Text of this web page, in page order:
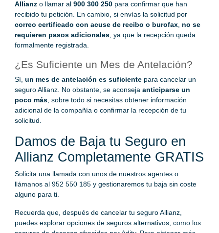
Allianz o llamar al 900 300 250 para confirmar que han
recibido tu petición. En cambio, si envías la solicitud por
correo certificado con acuse de recibo o burofax no se
requieren pasos adicionales , ya que la recepción queda
formalmente registrada.
¿Es Suficiente un Mes de Antelación?
Sí, un mes de antelación es suficiente para cancelar un
seguro Allianz. No obstante, se aconseja anticiparse un
poco más , sobre todo si necesitas obtener información
adicional de la compañía o confirmar la recepción de tu
solicitud.
Damos de Baja tu Seguro en
Allianz Completamente GRATIS
Solicita una llamada con unos de nuestros agentes o
llámanos al 952 550 185 y gestionaremos tu baja sin coste
alguno para ti.
Recuerda que, después de cancelar tu seguro Allianz,
puedes explorar opciones de seguros alternativos, como los